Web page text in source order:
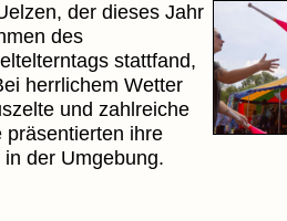
der dieses Jahr
des
stattfand,
herrlichem Wetter
und zahlreiche
präsentierten ihre
der Umgebung.